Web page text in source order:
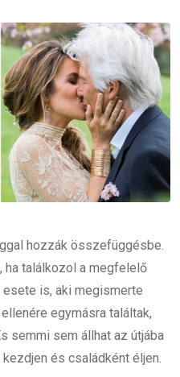
Email
hozzák összefüggésbe.
ha találkozol a megfelelő
esete is, aki megismerte
egymásra találtak,
semmi sem állhat az útjába
és családként éljen.